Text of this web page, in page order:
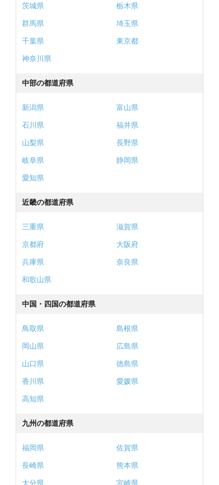
茨城県
栃木県
群馬県
埼玉県
千葉県
東京都
神奈川県
中部の都道府県
新潟県
富山県
石川県
福井県
山梨県
長野県
岐阜県
静岡県
愛知県
近畿の都道府県
三重県
滋賀県
京都府
大阪府
兵庫県
奈良県
和歌山県
中国・四国の都道府県
鳥取県
島根県
岡山県
広島県
山口県
徳島県
香川県
愛媛県
高知県
九州の都道府県
福岡県
佐賀県
長崎県
熊本県
大分県
宮崎県